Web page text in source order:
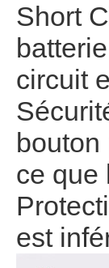
Short
batterie
circuit
bouton
ce que
est